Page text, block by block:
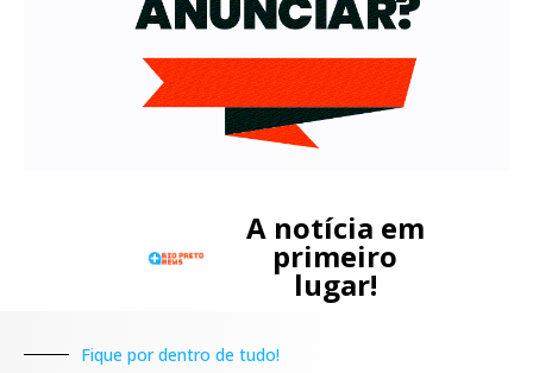
A notícia em
primeiro
lugar!
Fique por dentro de tudo!